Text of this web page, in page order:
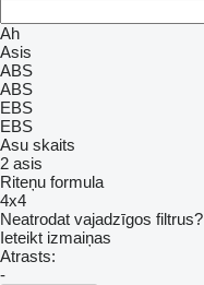
Ah
Asis
ABS
ABS
EBS
EBS
Asu skaits
2 asis
Riteņu formula
4x4
Neatrodat vajadzīgos filtrus?
Ieteikt izmaiņas
Atrasts:
-